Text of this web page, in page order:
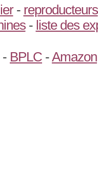
- reproducteurs
- liste des
- BPLC -Amazon